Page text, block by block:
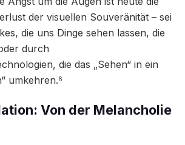
der visuellen Souveränität – sei
die uns Dinge sehen lassen, die
durch
die das „Sehen“ in ein
umkehren.6
Von der Melancholie